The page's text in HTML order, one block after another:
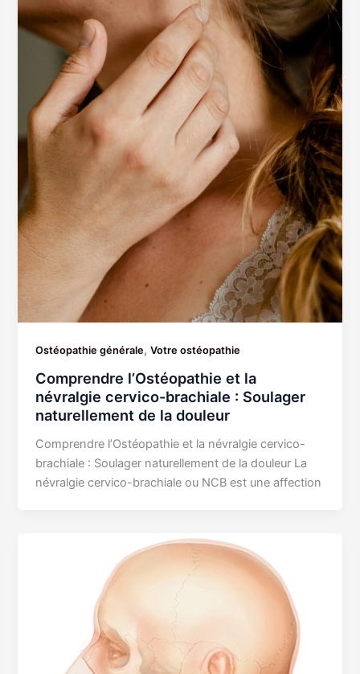
Ostéopathie générale,Votre ostéopathie
Comprendre l’Ostéopathie et la
névralgie cervico-brachiale : Soulager
naturellement de la douleur
Comprendre l’Ostéopathie et la névralgie cervico-
brachiale : Soulager naturellement de la douleur La
névralgie cervico-brachiale ou NCB est une affection